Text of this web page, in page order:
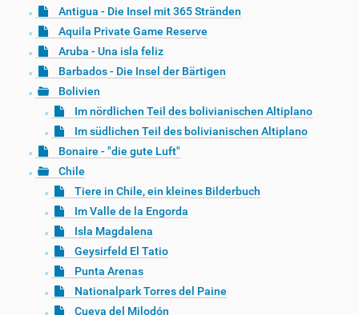
Antigua - Die Insel mit 365 Stränden
Aquila Private Game Reserve
Aruba - Una isla feliz
Barbados - Die Insel der Bärtigen
Bolivien
Im nördlichen Teil des bolivianischen Altiplano
Im südlichen Teil des bolivianischen Altiplano
Bonaire - "die gute Luft"
Chile
Tiere in Chile, ein kleines Bilderbuch
Im Valle de la Engorda
Isla Magdalena
Geysirfeld El Tatio
Punta Arenas
Nationalpark Torres del Paine
Cueva del Milodón